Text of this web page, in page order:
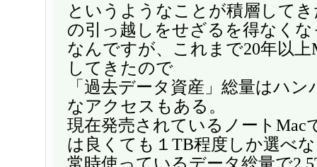
というようなことが積層して
の引っ越しをせざるを得なく
なんですが、これまで20年以上
してきたので
「過去データ資産」総量はハ
なアクセスもある。
現在発売されているノートMac
は良くても１TB程度しか選べ
常時使っているデータ総量で